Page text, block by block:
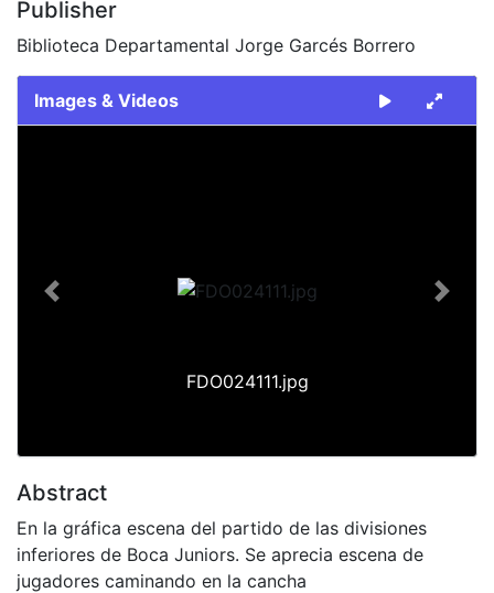
Publisher
Biblioteca Departamental Jorge Garcés Borrero
Images & Videos
FDO024111.jpg
Previous Next
Abstract
En la gráfica escena del partido de las divisiones
inferiores de Boca Juniors. Se aprecia escena de
jugadores caminando en la cancha